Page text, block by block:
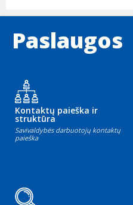
Paslaugos
Kontaktų paieška ir
struktūra
Savivaldybės darbuotojų kontaktų
paieška